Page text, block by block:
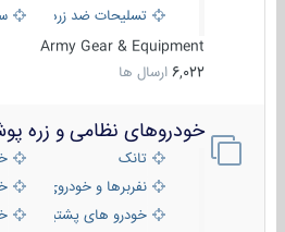
تسلیحات ضد زره
Army Gear & Equipment
6,022 ارسال ها
خودروهای نظامی و زره
تانک
نفربرها و خودروی های
خودرو های پشتیبانی آتش